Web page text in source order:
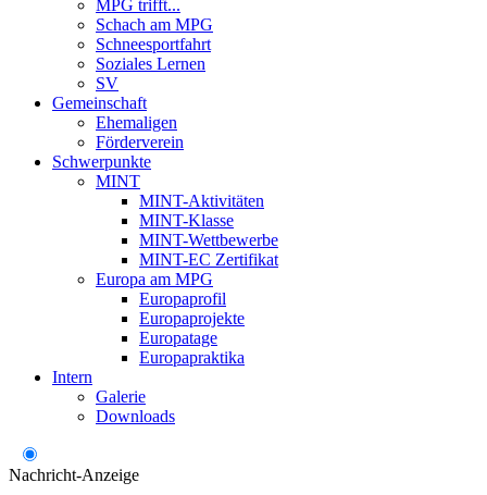
MPG trifft...
Schach am MPG
Schneesportfahrt
Soziales Lernen
SV
Gemeinschaft
Ehemaligen
Förderverein
Schwerpunkte
MINT
MINT-Aktivitäten
MINT-Klasse
MINT-Wettbewerbe
MINT-EC Zertifikat
Europa am MPG
Europaprofil
Europaprojekte
Europatage
Europapraktika
Intern
Galerie
Downloads
Nachricht-Anzeige